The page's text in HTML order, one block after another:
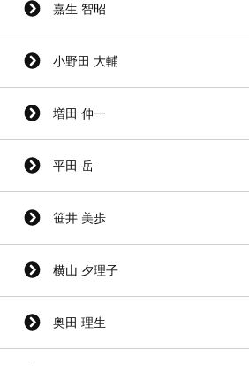
嘉生 智昭
小野田 大輔
増田 伸一
平田 岳
笹井 美歩
横山 夕理子
奥田 理生